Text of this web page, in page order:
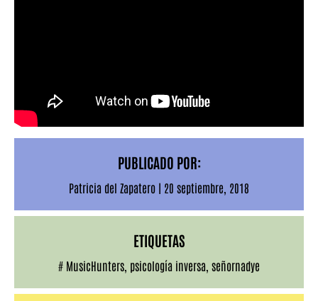
PUBLICADO POR:
Patricia del Zapatero | 20 septiembre, 2018
ETIQUETAS
# MusicHunters psicología inversa señornadye